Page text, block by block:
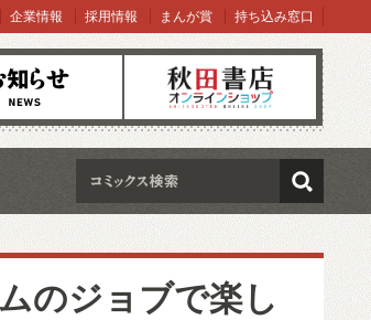
オンラインショップ
企業情報 採用情報 まんが賞 持ち込み窓口
検索
のジョブで楽し